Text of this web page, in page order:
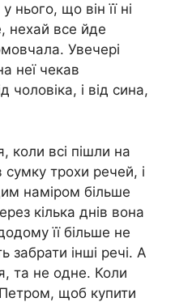
нього, що він її ні
нехай все йде
Увечері
неї чекав
чоловіка, і від сина,
коли всі пішли на
трохи речей, і
наміром більше
кілька днів вона
її більше не
забрати інші речі. А
та не одне. Коли
щоб купити